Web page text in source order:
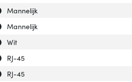
Uitleg over 'Aansluiting 2 type'
Verberg uitleg over 'Aansluiting 2 type'
Mannelijk
Uitleg over 'Aansluiting 1 type'
Verberg uitleg over 'Aansluiting 1 type'
Mannelijk
Uitleg over 'Kleur van het product'
Verberg uitleg over 'Kleur van het product'
Wit
Uitleg over 'Aansluiting 2'
Verberg uitleg over 'Aansluiting 2'
RJ-45
Uitleg over 'Aansluiting 1'
Verberg uitleg over 'Aansluiting 1'
RJ-45